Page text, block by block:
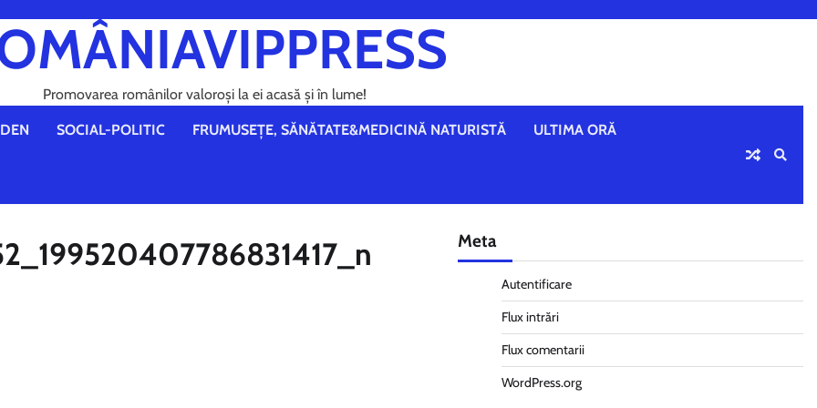
Promovarea românilor valoroși la ei acasă și în lume!
SOCIAL-POLITIC FRUMUSEȚE, SĂNĂTATE&MEDICINĂ NATURISTĂ ULTIMA ORĂ
Meta
Autentificare
Flux intrări
Flux comentarii
WordPress.org